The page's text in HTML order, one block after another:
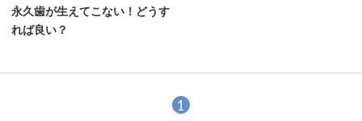
永久歯が生えてこない！どうす
れば良い？
1